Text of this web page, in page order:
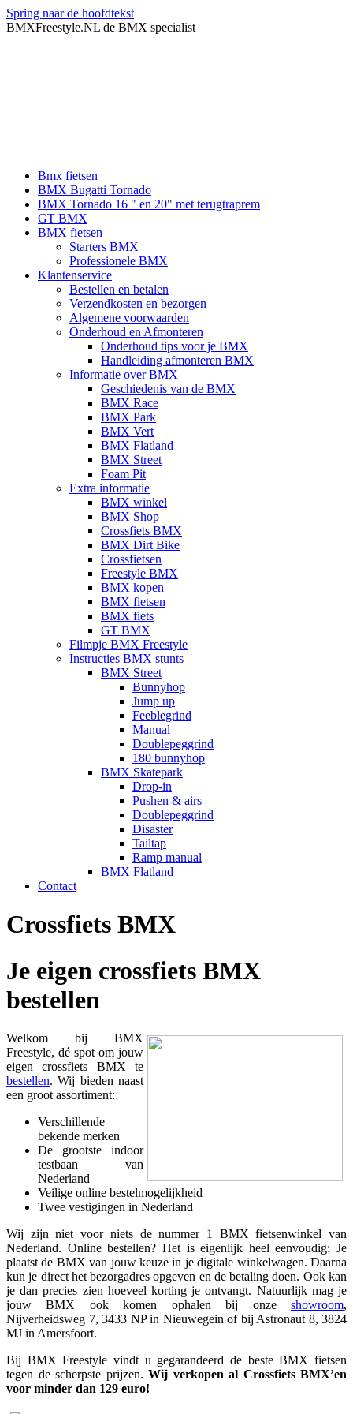
Spring naar de hoofdtekst
BMXFreestyle.NL de BMX specialist
Bmx fietsen
BMX Bugatti Tornado
BMX Tornado 16 " en 20" met terugtraprem
GT BMX
BMX fietsen
Starters BMX
Professionele BMX
Klantenservice
Bestellen en betalen
Verzendkosten en bezorgen
Algemene voorwaarden
Onderhoud en Afmonteren
Onderhoud tips voor je BMX
Handleiding afmonteren BMX
Informatie over BMX
Geschiedenis van de BMX
BMX Race
BMX Park
BMX Vert
BMX Flatland
BMX Street
Foam Pit
Extra informatie
BMX winkel
BMX Shop
Crossfiets BMX
BMX Dirt Bike
Crossfietsen
Freestyle BMX
BMX kopen
BMX fietsen
BMX fiets
GT BMX
Filmpje BMX Freestyle
Instructies BMX stunts
BMX Street
Bunnyhop
Jump up
Feeblegrind
Manual
Doublepeggrind
180 bunnyhop
BMX Skatepark
Drop-in
Pushen & airs
Doublepeggrind
Disaster
Tailtap
Ramp manual
BMX Flatland
Contact
Crossfiets BMX
Je eigen crossfiets BMX
bestellen
Welkom bij BMX
Freestyle, dé spot om jouw
eigen crossfiets BMX te
bestellen. Wij bieden naast
een groot assortiment:
Verschillende
bekende merken
De grootste indoor
testbaan van
Nederland
Veilige online bestelmogelijkheid
Twee vestigingen in Nederland
Wij zijn niet voor niets de nummer 1 BMX fietsenwinkel van
Nederland. Online bestellen? Het is eigenlijk heel eenvoudig: Je
plaatst de BMX van jouw keuze in je digitale winkelwagen. Daarna
kun je direct het bezorgadres opgeven en de betaling doen. Ook kan
je dan precies zien hoeveel korting je ontvangt. Natuurlijk mag je
jouw BMX ook komen ophalen bij onze showroom,
Nijverheidsweg 7, 3433 NP in Nieuwegein of bij Astronaut 8, 3824
MJ in Amersfoort.
Bij BMX Freestyle vindt u gegarandeerd de beste BMX fietsen
tegen de scherpste prijzen. Wij verkopen al Crossfiets BMX’en
voor minder dan 129 euro!